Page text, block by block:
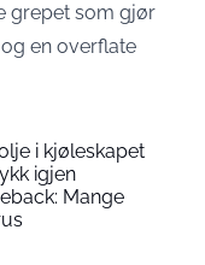
grepet som gjør
en overflate
i kjøleskapet
igjen
Mange